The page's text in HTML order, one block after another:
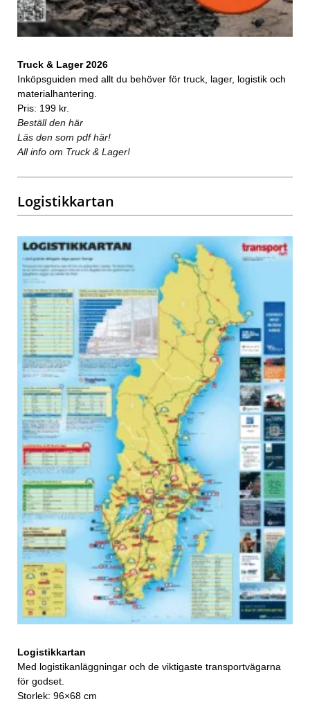
Truck & Lager 2026
Inköpsguiden med allt du behöver för truck, lager, logistik och
materialhantering.
Pris: 199 kr.
Beställ den här
Läs den som pdf här!
All info om Truck & Lager!
Logistikkartan
Logistikkartan
Med logistikanläggningar och de viktigaste transportvägarna
för godset.
Storlek: 96×68 cm